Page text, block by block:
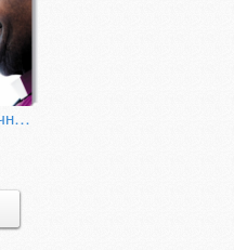
Книга радості: вічне щастя в мінливому світі